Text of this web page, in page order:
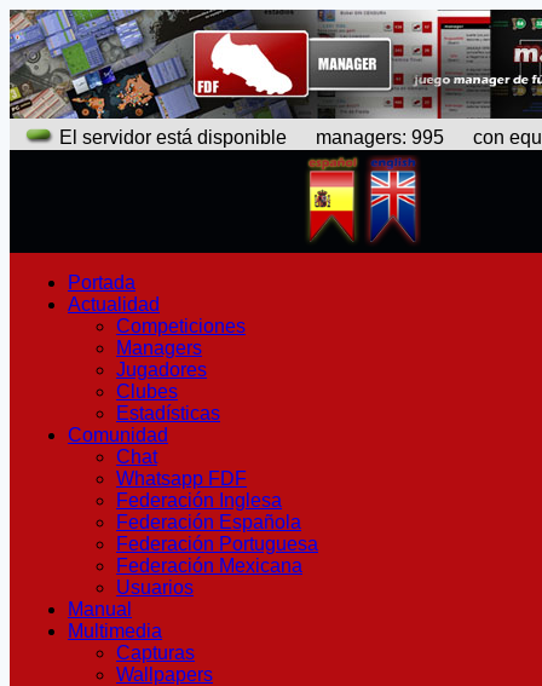
El servidor está disponible managers: 995 con
Portada
Actualidad
Competiciones
Managers
Jugadores
Clubes
Estadísticas
Comunidad
Chat
Whatsapp FDF
Federación Inglesa
Federación Española
Federación Portuguesa
Federación Mexicana
Usuarios
Manual
Multimedia
Capturas
Wallpapers